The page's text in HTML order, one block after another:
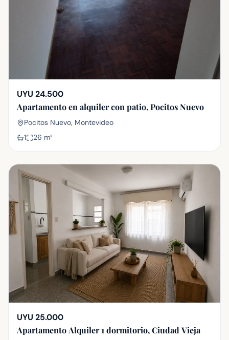
UYU 24.500
Apartamento en alquiler con patio, Pocitos Nuevo
Pocitos Nuevo, Montevideo
1
26 m²
UYU 25.000
Apartamento Alquiler 1 dormitorio, Ciudad Vieja